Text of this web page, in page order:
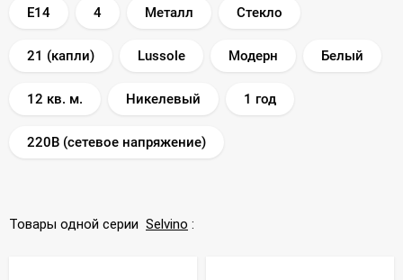
E14 4 Металл Стекло
21 (капли) Lussole Модерн Белый
12 кв. м. Никелевый 1 год
220В (сетевое напряжение)
Товары одной серии Selvino :